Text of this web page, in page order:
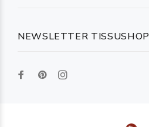
NEWSLETTER TISSUSHOP